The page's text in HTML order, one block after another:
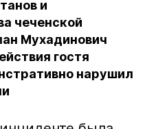
и
чеченской
Мухадинович
гостя
нарушил